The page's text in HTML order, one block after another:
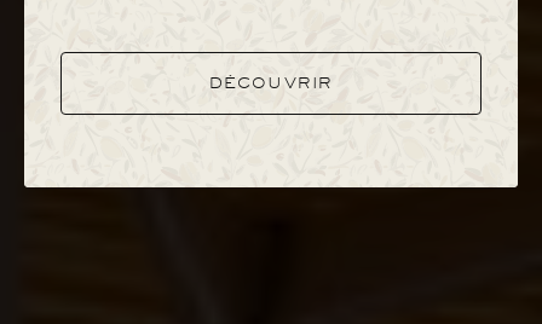
DÉCOUVRIR